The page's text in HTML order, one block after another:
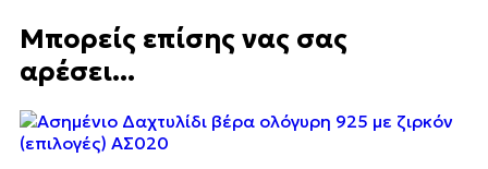
Μπορείς επίσης νας σας
αρέσει...